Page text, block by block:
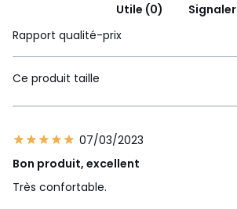
Utile (0)
Signaler
Rapport qualité-prix
Ce produit taille
07/03/2023
Bon produit, excellent
Très confortable.